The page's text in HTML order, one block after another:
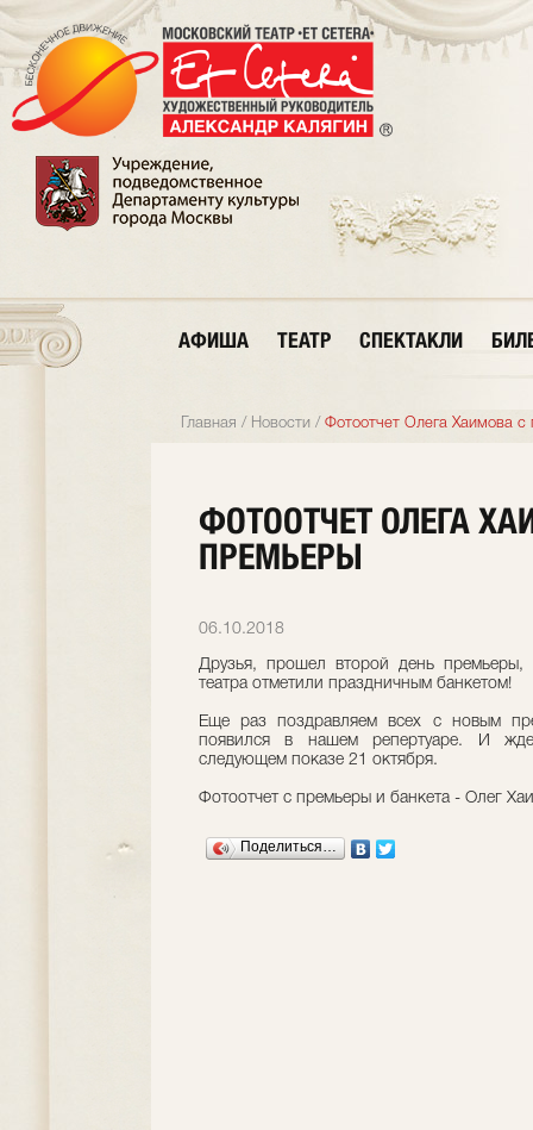
АФИША ТЕАТР СПЕКТАКЛИ
Главная / Новости / Фотоотчет Олега Хаимова с
ФОТООТЧЕТ ОЛЕГА
ПРЕМЬЕРЫ
06.10.2018
Друзья, прошел второй день
театра отметили праздничным банкетом!
Еще раз поздравляем всех с новым
появился в нашем репертуаре. И
следующем показе 21 октября.
Фотоотчет с премьеры и банкета - Олег
Поделиться…